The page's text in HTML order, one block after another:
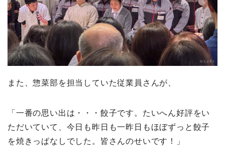
また、惣菜部を担当していた従業員さんが、
「一番の思い出は・・・餃子です。たいへん好評をい
ただいていて、今日も昨日も一昨日もほぼずっと餃子
を焼きっぱなしでした。皆さんのせいです！」